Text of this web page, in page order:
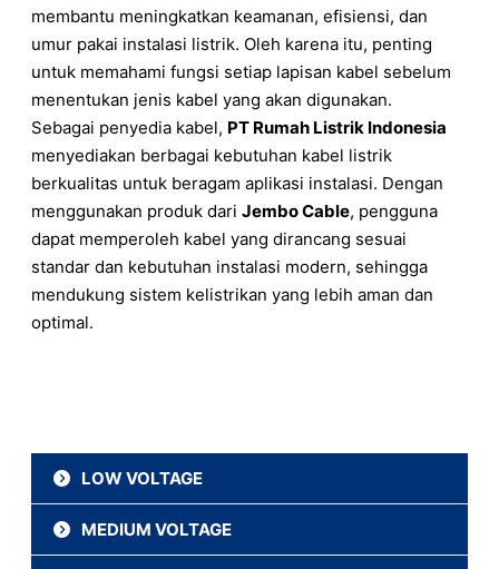
membantu meningkatkan keamanan, efisiensi, dan
umur pakai instalasi listrik. Oleh karena itu, penting
untuk memahami fungsi setiap lapisan kabel sebelum
menentukan jenis kabel yang akan digunakan.
Sebagai penyedia kabel, PT Rumah Listrik Indonesia
menyediakan berbagai kebutuhan kabel listrik
berkualitas untuk beragam aplikasi instalasi. Dengan
menggunakan produk dari Jembo Cable, pengguna
dapat memperoleh kabel yang dirancang sesuai
standar dan kebutuhan instalasi modern, sehingga
mendukung sistem kelistrikan yang lebih aman dan
optimal.
LOW VOLTAGE
NYRY
MEDIUM VOLTAGE